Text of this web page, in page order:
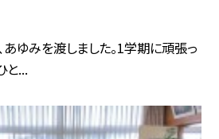
あゆみを渡しました。1学期に頑張っ
と...